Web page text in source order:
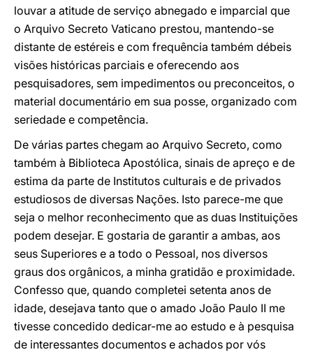
louvar a atitude de serviço abnegado e imparcial que
o Arquivo Secreto Vaticano prestou, mantendo-se
distante de estéreis e com frequência também débeis
visões históricas parciais e oferecendo aos
pesquisadores, sem impedimentos ou preconceitos, o
material documentário em sua posse, organizado com
seriedade e competência.
De várias partes chegam ao Arquivo Secreto, como
também à Biblioteca Apostólica, sinais de apreço e de
estima da parte de Institutos culturais e de privados
estudiosos de diversas Nações. Isto parece-me que
seja o melhor reconhecimento que as duas Instituições
podem desejar. E gostaria de garantir a ambas, aos
seus Superiores e a todo o Pessoal, nos diversos
graus dos orgânicos, a minha gratidão e proximidade.
Confesso que, quando completei setenta anos de
idade, desejava tanto que o amado João Paulo II me
tivesse concedido dedicar-me ao estudo e à pesquisa
de interessantes documentos e achados por vós